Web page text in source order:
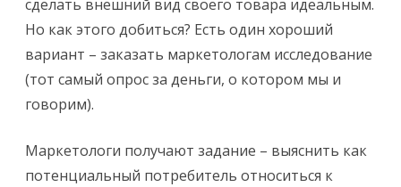
сделать внешний вид своего товара идеальным.
Но как этого добиться? Есть один хороший
вариант – заказать маркетологам исследование
(тот самый опрос за деньги, о котором мы и
говорим).
Маркетологи получают задание – выяснить как
потенциальный потребитель относиться к